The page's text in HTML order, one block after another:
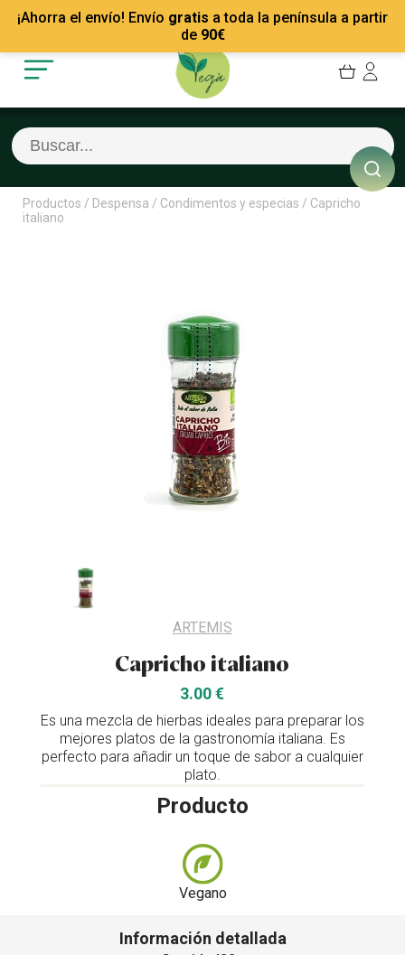
¡Ahorra el envío! Envío gratis a toda la península a partir
de 90€
Mis Pedidos
Mis favoritos
Cerrar sesión
Recetas
Empresas
Contacto
Productos / Despensa / Condimentos y especias / Capricho
italiano
ARTEMIS
Capricho italiano
3.00 €
Es una mezcla de hierbas ideales para preparar los
mejores platos de la gastronomía italiana. Es
perfecto para añadir un toque de sabor a cualquier
plato.
Producto
Vegano
Información detallada